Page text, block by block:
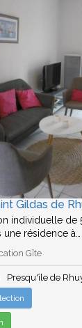
Gildas de
individuelle de
résidence à…
Gîte
Presqu'île de